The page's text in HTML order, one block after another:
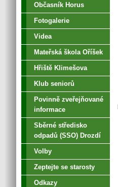
Občasník Horus
Fotogalerie
Videa
Mateřská škola Oříšek
Hřiště Klimešova
Klub seniorů
Povinně zveřejňované
informace
Sběrné středisko
odpadů (SSO) Drozdí
Volby
Zeptejte se starosty
Odkazy